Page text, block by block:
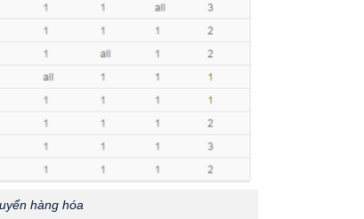
hàng hóa